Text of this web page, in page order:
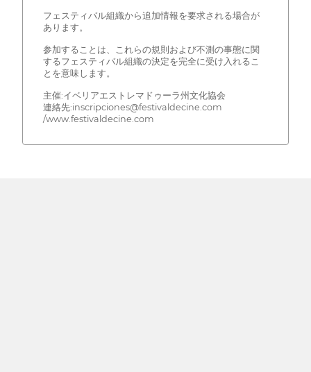
フェスティバル組織から追加情報を要求される場合が
あります。
参加することは、これらの規則および不測の事態に関
するフェスティバル組織の決定を完全に受け入れるこ
とを意味します。
主催:イベリアエストレマドゥーラ州文化協会
連絡先:inscripciones@festivaldecine.com
/www.festivaldecine.com